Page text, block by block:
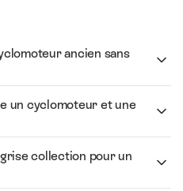
ancien sans
un cyclomoteur et une
collection pour un